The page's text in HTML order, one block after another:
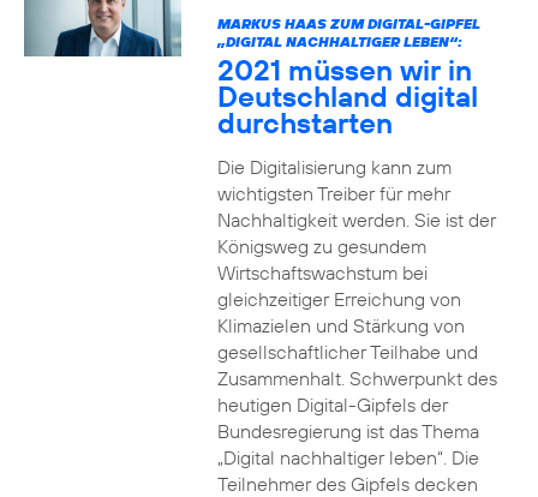
MARKUS HAAS ZUM DIGITAL-GIPFEL
„DIGITAL NACHHALTIGER LEBEN“:
2021 müssen wir in
Deutschland digital
durchstarten
Die Digitalisierung kann zum
wichtigsten Treiber für mehr
Nachhaltigkeit werden. Sie ist der
Königsweg zu gesundem
Wirtschaftswachstum bei
gleichzeitiger Erreichung von
Klimazielen und Stärkung von
gesellschaftlicher Teilhabe und
Zusammenhalt. Schwerpunkt des
heutigen Digital-Gipfels der
Bundesregierung ist das Thema
„Digital nachhaltiger leben“. Die
Teilnehmer des Gipfels decken